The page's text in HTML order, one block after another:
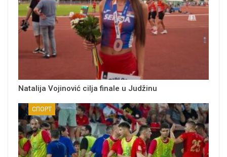
Natalija Vojinović cilja finale u Judžinu
СПОРТ